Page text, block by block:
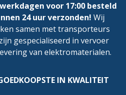
voor 17:00 besteld
24 uur verzonden! Wij
samen met transporteurs
gespecialiseerd in vervoer
van elektromaterialen.
IN KWALITEIT